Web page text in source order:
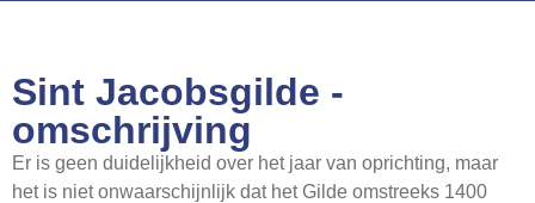
Ervaringen
Regio’s
Nieuws
Sint Jacobsgilde -
omschrijving
Er is geen duidelijkheid over het jaar van oprichting, maar
het is niet onwaarschijnlijk dat het Gilde omstreeks 1400